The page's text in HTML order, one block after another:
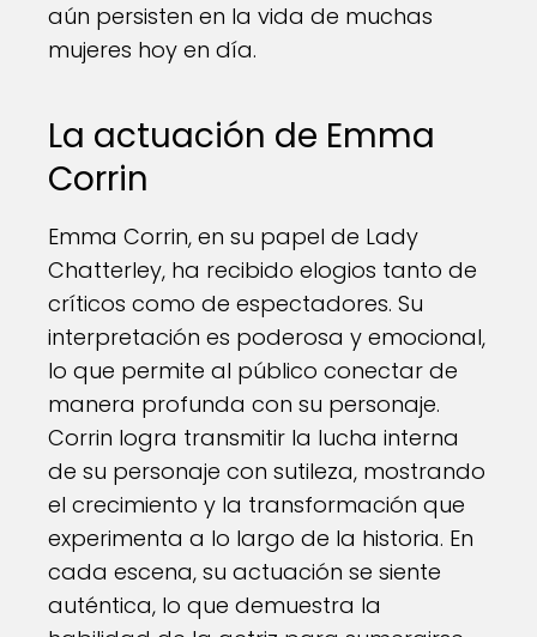
aún persisten en la vida de muchas
mujeres hoy en día.
La actuación de Emma
Corrin
Emma Corrin, en su papel de Lady
Chatterley, ha recibido elogios tanto de
críticos como de espectadores. Su
interpretación es poderosa y emocional,
lo que permite al público conectar de
manera profunda con su personaje.
Corrin logra transmitir la lucha interna
de su personaje con sutileza, mostrando
el crecimiento y la transformación que
experimenta a lo largo de la historia. En
cada escena, su actuación se siente
auténtica, lo que demuestra la